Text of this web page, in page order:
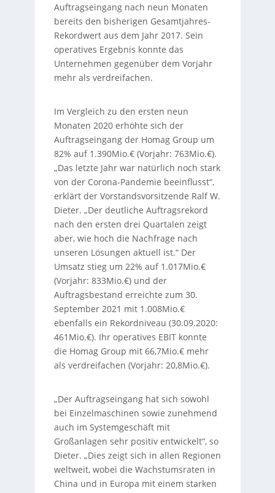
Auftragseingang nach neun Monaten
bereits den bisherigen Gesamtjahres-
Rekordwert aus dem Jahr 2017. Sein
operatives Ergebnis konnte das
Unternehmen gegenüber dem Vorjahr
mehr als verdreifachen.
Im Vergleich zu den ersten neun
Monaten 2020 erhöhte sich der
Auftragseingang der Homag Group um
82% auf 1.390Mio.€ (Vorjahr: 763Mio.€).
„Das letzte Jahr war natürlich noch stark
von der Corona-Pandemie beeinflusst“,
erklärt der Vorstandsvorsitzende Ralf W.
Dieter. „Der deutliche Auftragsrekord
nach den ersten drei Quartalen zeigt
aber, wie hoch die Nachfrage nach
unseren Lösungen aktuell ist.“ Der
Umsatz stieg um 22% auf 1.017Mio.€
(Vorjahr: 833Mio.€) und der
Auftragsbestand erreichte zum 30.
September 2021 mit 1.008Mio.€
ebenfalls ein Rekordniveau (30.09.2020:
461Mio.€). Ihr operatives EBIT konnte
die Homag Group mit 66,7Mio.€ mehr
als verdreifachen (Vorjahr: 20,8Mio.€).
„Der Auftragseingang hat sich sowohl
bei Einzelmaschinen sowie zunehmend
auch im Systemgeschäft mit
Großanlagen sehr positiv entwickelt“, so
Dieter. „Dies zeigt sich in allen Regionen
weltweit, wobei die Wachstumsraten in
China und in Europa mit einem starken